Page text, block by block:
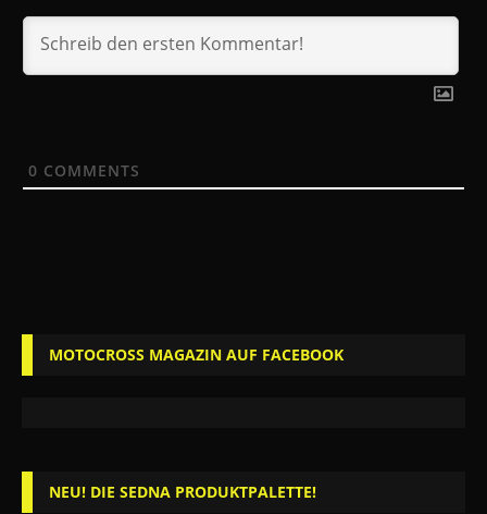
0 COMMENTS
MOTOCROSS MAGAZIN AUF FACEBOOK
NEU! DIE SEDNA PRODUKTPALETTE!